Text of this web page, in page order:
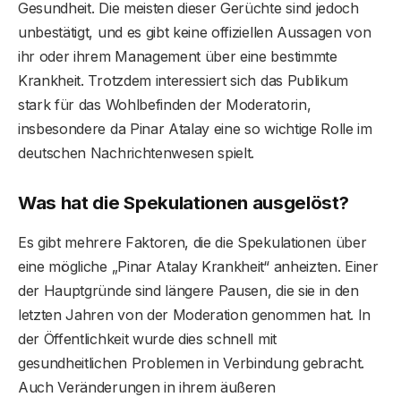
Gesundheit. Die meisten dieser Gerüchte sind jedoch
unbestätigt, und es gibt keine offiziellen Aussagen von
ihr oder ihrem Management über eine bestimmte
Krankheit. Trotzdem interessiert sich das Publikum
stark für das Wohlbefinden der Moderatorin,
insbesondere da Pinar Atalay eine so wichtige Rolle im
deutschen Nachrichtenwesen spielt.
Was hat die Spekulationen ausgelöst?
Es gibt mehrere Faktoren, die die Spekulationen über
eine mögliche „Pinar Atalay Krankheit“ anheizten. Einer
der Hauptgründe sind längere Pausen, die sie in den
letzten Jahren von der Moderation genommen hat. In
der Öffentlichkeit wurde dies schnell mit
gesundheitlichen Problemen in Verbindung gebracht.
Auch Veränderungen in ihrem äußeren